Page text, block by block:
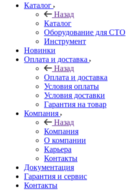
Каталог
Назад
Каталог
Оборудование для СТО
Инструмент
Новинки
Оплата и доставка
Назад
Оплата и доставка
Условия оплаты
Условия доставки
Гарантия на товар
Компания
Назад
Компания
О компании
Карьера
Контакты
Документация
Гарантия и сервис
Контакты